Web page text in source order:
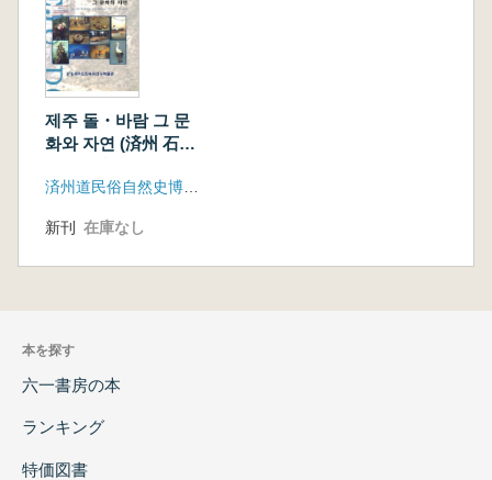
제주 돌・바람 그 문
화와 자연 (済州 石・
新刊 在庫なし
本を探す
六一書房の本
ランキング
特価図書